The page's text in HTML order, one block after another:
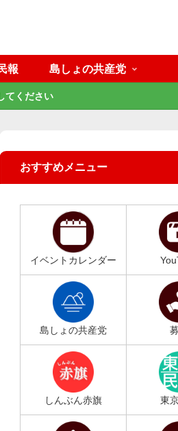
報 島しょの共産党
てください
おすすめメニュー
イベントカレンダー
島しょの共産党
しんぶん赤旗 東